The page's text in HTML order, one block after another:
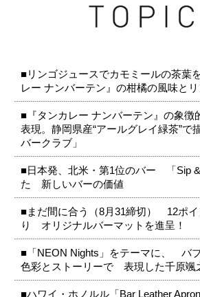
■リンゴジュースでカモミールの茶葉
レー ナンバーテン』の柑橘の風味と
■『タンカレー ナンバーテン』の象徴
表現。静岡県産“アールグレイ緑茶”で
バークラブ」
■日本発、北米・第1位のバー 「Sip
た 新しいバーの価値
■まだ間に合う（8月31締切） 12ポイ
り オリジナルバーマットを進呈！
■「NEON Nights」をテーマに、 バ
色彩とストーリーで 表現した千原颯
■ハワイ・ホノルル「Bar Leather